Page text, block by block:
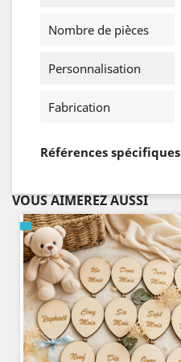
Nombre de pièces
Personnalisation
Fabrication
Références spécifiques
VOUS AIMEREZ AUSSI